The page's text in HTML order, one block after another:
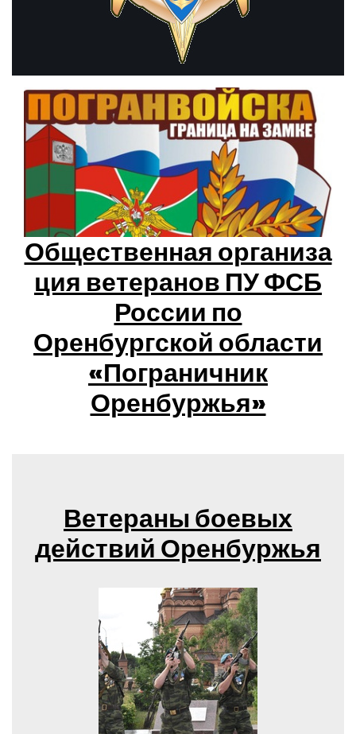
Общественная организа
ция ветеранов ПУ ФСБ
России по
Оренбургской области
«Пограничник
Оренбуржья»
Ветераны боевых
действий Оренбуржья